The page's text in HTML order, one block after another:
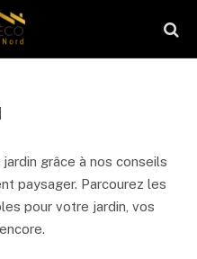
grâce à nos conseils
paysager. Parcourez les
pour votre jardin, vos